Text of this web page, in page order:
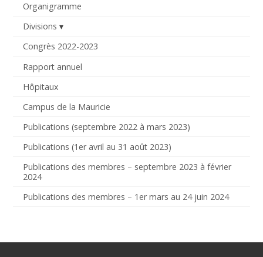
Organigramme
Divisions
Congrès 2022-2023
Rapport annuel
Hôpitaux
Campus de la Mauricie
Publications (septembre 2022 à mars 2023)
Publications (1er avril au 31 août 2023)
Publications des membres – septembre 2023 à février
2024
Publications des membres – 1er mars au 24 juin 2024